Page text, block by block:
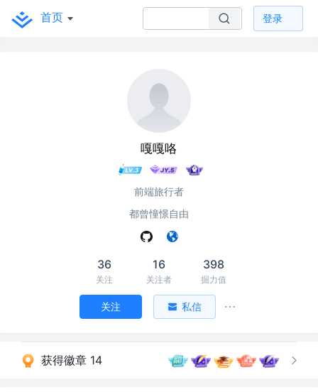
首页 登录
嘎嘎咯
前端旅行者
都曾憧憬自由
36
关注
16
关注者
398
掘力值
关注 私信
获得徽章 14